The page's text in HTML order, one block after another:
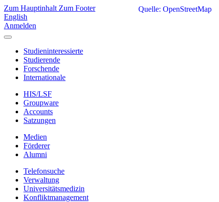
Zum Hauptinhalt Zum Footer
English
Anmelden
Studieninteressierte
Studierende
Forschende
Internationale
HIS/LSF
Groupware
Accounts
Satzungen
Medien
Förderer
Alumni
Telefonsuche
Verwaltung
Universitätsmedizin
Konfliktmanagement
Quelle: OpenStreetMap